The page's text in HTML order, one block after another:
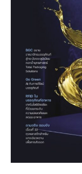
น้อง
ช่าง
เทคนิค
ไอที
คืน
ถิ่น